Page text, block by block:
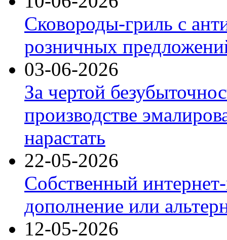
Сковороды-гриль с
розничных
03-06-2026
За чертой
производстве
нарастать
22-05-2026
Собственный
дополнение или
12-05-2026